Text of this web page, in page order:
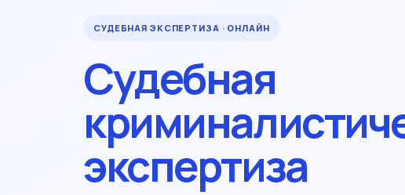
СУДЕБНАЯ ЭКСПЕРТИЗА · ОНЛАЙН
Судебная
экспертиза